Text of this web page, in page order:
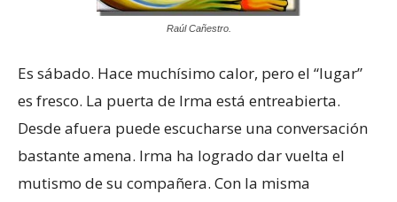
Raúl Cañestro.
Es sábado. Hace muchísimo calor, pero el “lugar”
es fresco. La puerta de Irma está entreabierta.
Desde afuera puede escucharse una conversación
bastante amena. Irma ha logrado dar vuelta el
mutismo de su compañera. Con la misma